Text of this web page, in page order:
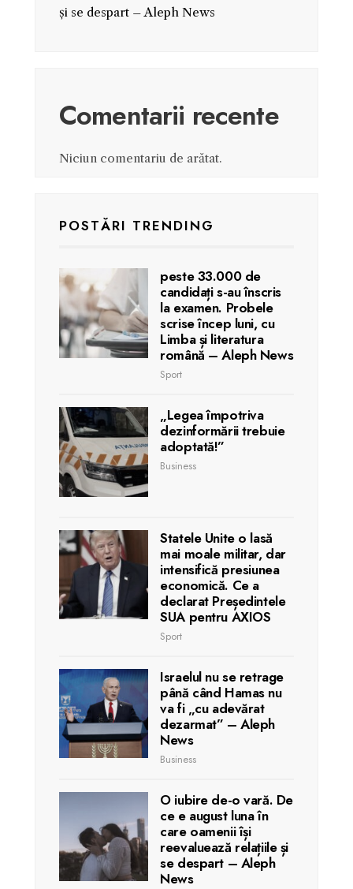
și se despart – Aleph News
Comentarii recente
Niciun comentariu de arătat.
POSTĂRI TRENDING
peste 33.000 de
candidați s-au înscris
la examen. Probele
scrise încep luni, cu
Limba și literatura
română – Aleph News
Sport
„Legea împotriva
dezinformării trebuie
adoptată!”
Business
Statele Unite o lasă
mai moale militar, dar
intensifică presiunea
economică. Ce a
declarat Președintele
SUA pentru AXIOS
Sport
Israelul nu se retrage
până când Hamas nu
va fi „cu adevărat
dezarmat” – Aleph
News
Business
O iubire de-o vară. De
ce e august luna în
care oamenii își
reevaluează relațiile și
se despart – Aleph
News